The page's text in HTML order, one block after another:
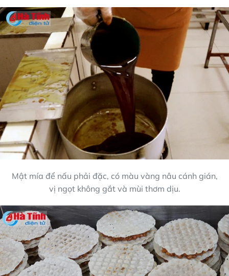
Mật mía để nấu phải đặc, có màu vàng nâu cánh gián,
vị ngọt không gắt và mùi thơm dịu.